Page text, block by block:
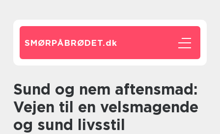
SMØRPÅBRØDET.dk
Sund og nem aftensmad:
Vejen til en velsmagende
og sund livsstil